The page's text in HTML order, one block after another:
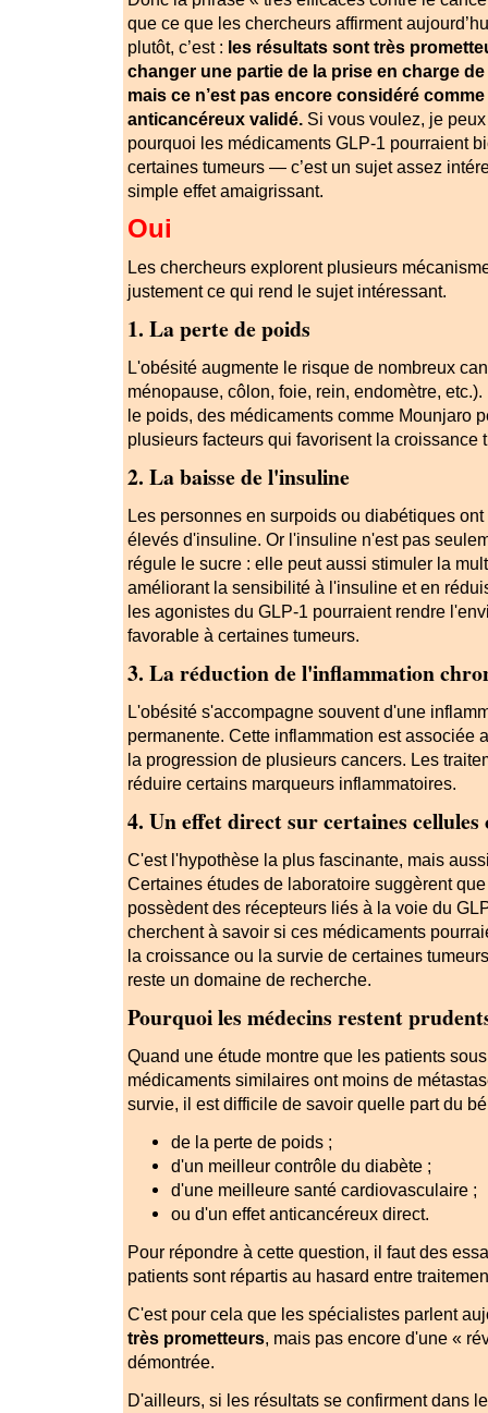
que ce que les chercheurs affirment
plutôt, c’est : les résultats sont très
changer une partie de la prise en charge
mais ce n’est pas encore considéré
anticancéreux validé. Si vous voulez, je
pourquoi les médicaments GLP-1 pourraient
certaines tumeurs — c’est un sujet assez
simple effet amaigrissant.
Oui
Les chercheurs explorent plusieurs
justement ce qui rend le sujet intéressant.
1. La perte de poids
L'obésité augmente le risque de nombreux
ménopause, côlon, foie, rein, endomètre,
le poids, des médicaments comme Mounjaro
plusieurs facteurs qui favorisent la croissance
2. La baisse de l'insuline
Les personnes en surpoids ou diabétiques
élevés d'insuline. Or l'insuline n'est pas
régule le sucre : elle peut aussi stimuler la
améliorant la sensibilité à l'insuline et en
les agonistes du GLP-1 pourraient rendre
favorable à certaines tumeurs.
3. La réduction de l'inflammation
L'obésité s'accompagne souvent d'une
permanente. Cette inflammation est associée
la progression de plusieurs cancers. Les
réduire certains marqueurs inflammatoires.
4. Un effet direct sur certaines cellules
C'est l'hypothèse la plus fascinante, mais
Certaines études de laboratoire suggèrent
possèdent des récepteurs liés à la voie du
cherchent à savoir si ces médicaments
la croissance ou la survie de certaines
reste un domaine de recherche.
Pourquoi les médecins restent
Quand une étude montre que les patients
médicaments similaires ont moins de
survie, il est difficile de savoir quelle part du
de la perte de poids ;
d'un meilleur contrôle du diabète ;
d'une meilleure santé cardiovasculaire ;
ou d'un effet anticancéreux direct.
Pour répondre à cette question, il faut des
patients sont répartis au hasard entre
C'est pour cela que les spécialistes parlent
très prometteurs, mais pas encore d'une «
démontrée.
D'ailleurs, si les résultats se confirment dans